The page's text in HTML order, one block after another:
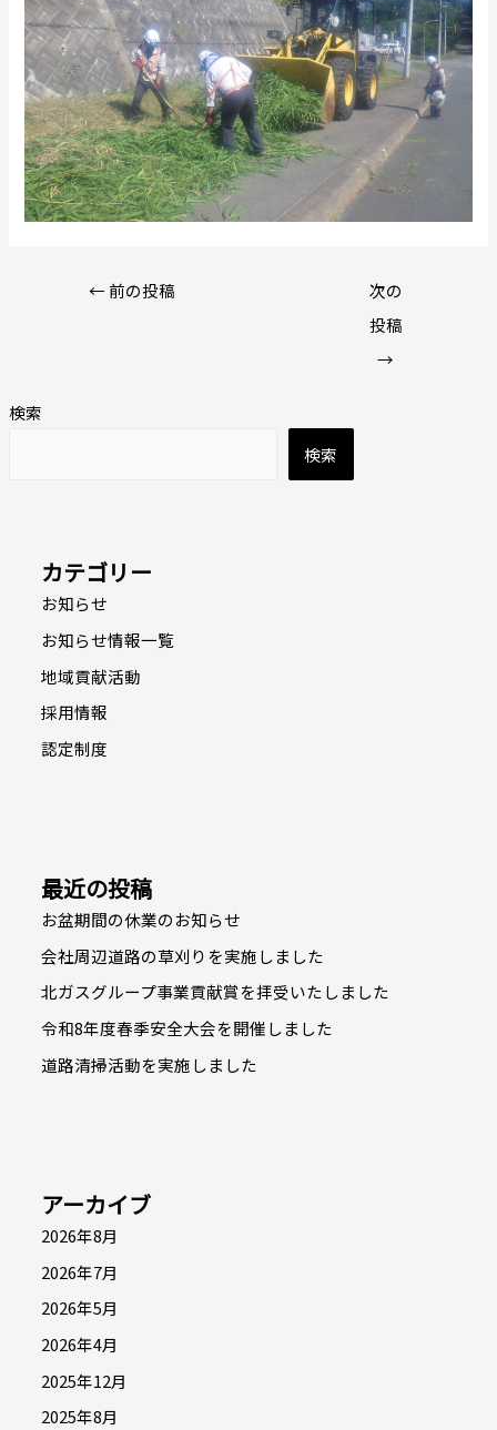
検索
検索
カテゴリー
お知らせ
お知らせ情報一覧
地域貢献活動
採用情報
認定制度
最近の投稿
お盆期間の休業のお知らせ
会社周辺道路の草刈りを実施しました
北ガスグループ事業貢献賞を拝受いたしました
令和8年度春季安全大会を開催しました
道路清掃活動を実施しました
アーカイブ
2026年8月
2026年7月
2026年5月
2026年4月
2025年12月
2025年8月
← 前の投稿
次の
投稿
→